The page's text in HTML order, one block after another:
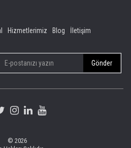
Hizmetlerimiz Blog İletişim
© 2026